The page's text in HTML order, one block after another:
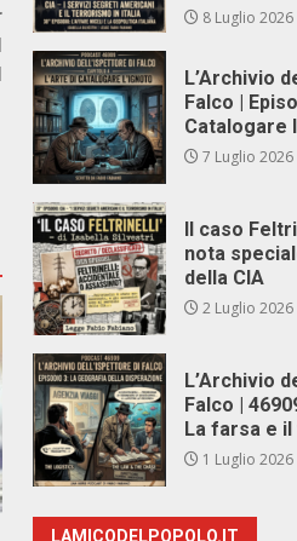
8 Luglio 2026
L’Archivio
Falco |
Catalogare
7 Luglio 2026
Il caso
nota
della CIA
2 Luglio 2026
L’Archivio
Falco |
La farsa e
1 Luglio 2026
LAMICODELPOPOLO.IT